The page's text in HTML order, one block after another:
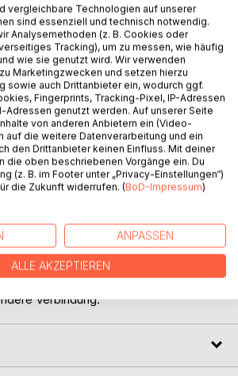
aus Aschenputtel ein Junge wird und
eine neue Seite zeigt? Cinderion
seiner Mutter in einem kalten
sein Onkel und seine Cousins ihn wie
Während sie im Luxus leben,
mit harter Arbeit und seine Abende
scheint für ihn kein Platz zu sein.
eines alten Feenmanns erhält er die
in eine andere Welt einzutauchen.
Prinzessin, und zwischen ihnen
Verbindung.
vergleichbare Technologien auf unserer
sind essenziell und technisch notwendig.
Analysemethoden (z. B. Cookies oder
Tracking), um zu messen, wie häufig
wie sie genutzt wird. Wir verwenden
Marketingzwecken und setzen hierzu
sowie auch Drittanbieter ein, wodurch ggf.
Fingerprints, Tracking-Pixel, IP-Adressen
Adressen genutzt werden. Auf unserer Seite
von anderen Anbietern ein (Video-
auf die weitere Datenverarbeitung und ein
den Drittanbieter keinen Einfluss. Mit deiner
die oben beschriebenen Vorgänge ein. Du
(z. B. im Footer unter „Privacy-Einstellungen“)
die Zukunft widerrufen. (BoD-Impressum)
ANPASSEN
ALLE AKZEPTIEREN